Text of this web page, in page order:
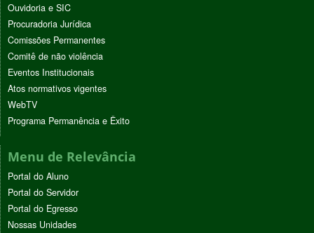
Ouvidoria e SIC
Procuradoria Jurídica
Comissões Permanentes
Comitê de não violência
Eventos Institucionais
Atos normativos vigentes
WebTV
Programa Permanência e Êxito
Menu de Relevância
Portal do Aluno
Portal do Servidor
Portal do Egresso
Nossas Unidades